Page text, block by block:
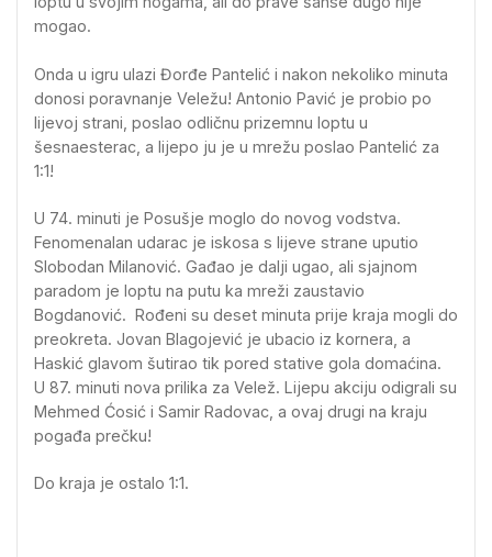
mogao.
Onda u igru ulazi Đorđe Pantelić i nakon nekoliko minuta
donosi poravnanje Veležu! Antonio Pavić je probio po
lijevoj strani, poslao odličnu prizemnu loptu u
šesnaesterac, a lijepo ju je u mrežu poslao Pantelić za
1:1!
U 74. minuti je Posušje moglo do novog vodstva.
Fenomenalan udarac je iskosa s lijeve strane uputio
Slobodan Milanović. Gađao je dalji ugao, ali sjajnom
paradom je loptu na putu ka mreži zaustavio
Bogdanović. Rođeni su deset minuta prije kraja mogli do
preokreta. Jovan Blagojević je ubacio iz kornera, a
Haskić glavom šutirao tik pored stative gola domaćina.
U 87. minuti nova prilika za Velež. Lijepu akciju odigrali su
Mehmed Ćosić i Samir Radovac, a ovaj drugi na kraju
pogađa prečku!
Do kraja je ostalo 1:1.